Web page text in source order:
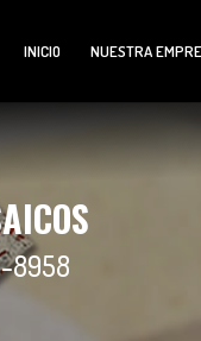
INICIO NUESTRA
8958